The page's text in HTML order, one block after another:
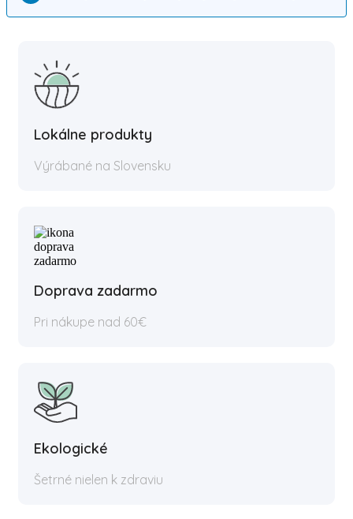
Lokálne produkty
Výrábané na Slovensku
Doprava zadarmo
Pri nákupe nad 60€
Ekologické
Šetrné nielen k zdraviu